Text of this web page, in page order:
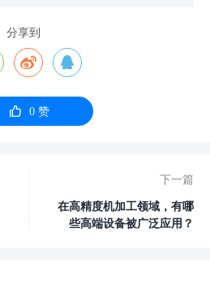
分享到
 
 0赞
下一篇
在高精度机加工领域，有哪
些高端设备被广泛应用？